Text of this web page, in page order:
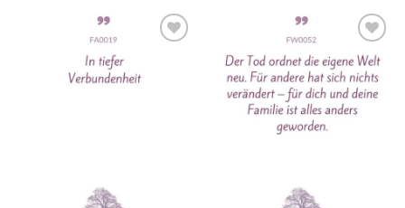
hinzufügen
Zur
Wunschliste
hinzufügen